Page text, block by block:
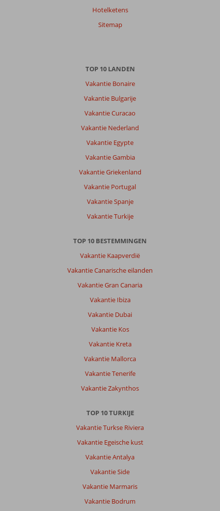
Hotelketens
Sitemap
TOP 10 LANDEN
Vakantie Bonaire
Vakantie Bulgarije
Vakantie Curacao
Vakantie Nederland
Vakantie Egypte
Vakantie Gambia
Vakantie Griekenland
Vakantie Portugal
Vakantie Spanje
Vakantie Turkije
TOP 10 BESTEMMINGEN
Vakantie Kaapverdië
Vakantie Canarische eilanden
Vakantie Gran Canaria
Vakantie Ibiza
Vakantie Dubai
Vakantie Kos
Vakantie Kreta
Vakantie Mallorca
Vakantie Tenerife
Vakantie Zakynthos
TOP 10 TURKIJE
Vakantie Turkse Riviera
Vakantie Egeische kust
Vakantie Antalya
Vakantie Side
Vakantie Marmaris
Vakantie Bodrum